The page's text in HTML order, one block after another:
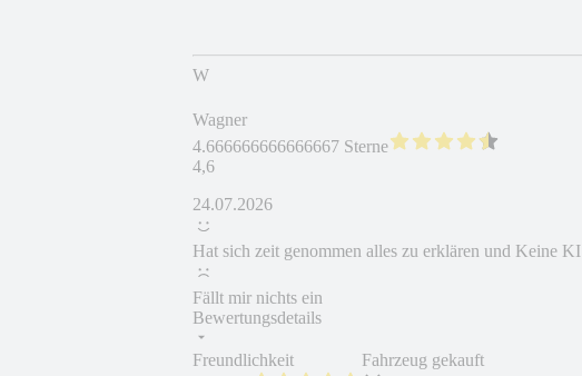
W
Wagner
4.666666666666667 Sterne
4,6
24.07.2026
Hat sich zeit genommen alles zu erklären und Keine KI
Fällt mir nichts ein
Bewertungsdetails
Freundlichkeit
Fahrzeug gekauft